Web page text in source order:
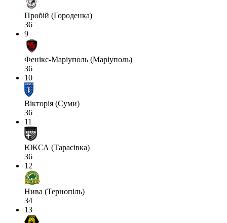
Пробій (Городенка)
36
9
Фенікс-Маріуполь (Маріуполь)
36
10
Вікторія (Суми)
36
11
ЮКСА (Тарасівка)
36
12
Нива (Тернопіль)
34
13